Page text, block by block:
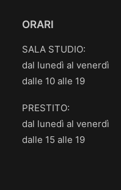
ORARI
SALA STUDIO:
dal lunedì al venerdì
dalle 10 alle 19
PRESTITO:
dal lunedì al venerdì
dalle 15 alle 19